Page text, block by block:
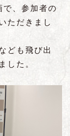
で、参加者の
ただきまし
ども飛び出
した。